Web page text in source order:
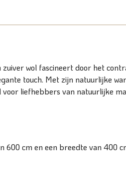
wol fascineert door het
touch. Met zijn natuurlijke
liefhebbers van natuurlijke
cm en een breedte van 400